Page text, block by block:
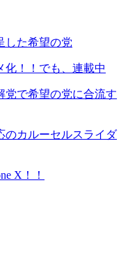
た希望の党
化！！でも、連載中
党で希望の党に合流す
のカルーセルスライダ
X！！